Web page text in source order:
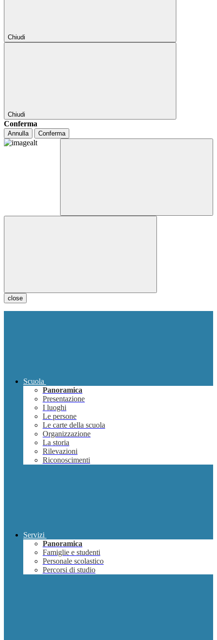
Chiudi
Chiudi
Conferma
Annulla Conferma
close
Scuola
Panoramica
Presentazione
I luoghi
Le persone
Le carte della scuola
Organizzazione
La storia
Rilevazioni
Riconoscimenti
Servizi
Panoramica
Famiglie e studenti
Personale scolastico
Percorsi di studio